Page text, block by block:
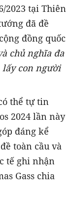
2023 tại Thiên
đã đề
đồng quốc
chủ nghĩa đa
lấy con người
thể tự tin
2024 lần này
đáng kể
toàn cầu và
tế ghi nhận
Gass chia